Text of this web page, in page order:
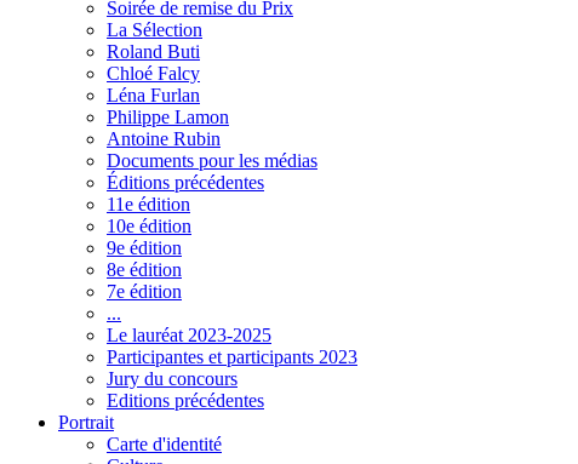
Soirée de remise du Prix
La Sélection
Roland Buti
Chloé Falcy
Léna Furlan
Philippe Lamon
Antoine Rubin
Documents pour les médias
Éditions précédentes
11e édition
10e édition
9e édition
8e édition
7e édition
...
Le lauréat 2023-2025
Participantes et participants 2023
Jury du concours
Editions précédentes
Portrait
Carte d'identité